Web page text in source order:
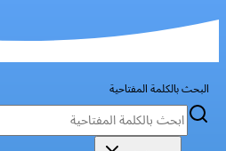
البحث بالكلمة المفتاحية